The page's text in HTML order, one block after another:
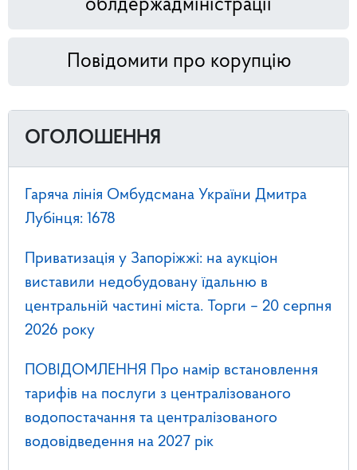
облдержадміністрації
Повідомити про корупцію
ОГОЛОШЕННЯ
Гаряча лінія Омбудсмана України Дмитра
Лубінця: 1678
Приватизація у Запоріжжі: на аукціон
виставили недобудовану їдальню в
центральній частині міста. Торги – 20 серпня
2026 року
ПОВІДОМЛЕННЯ Про намір встановлення
тарифів на послуги з централізованого
водопостачання та централізованого
водовідведення на 2027 рік